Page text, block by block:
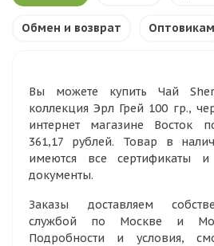
Обмен и возврат Оптовикам
Вы можете купить Чай
коллекция Эрл Грей 100 гр.,
интернет магазине Восток
361,17 рублей. Товар в
имеются все сертификаты и
документы.
Заказы доставляем
службой по Москве и
Подробности и условия,